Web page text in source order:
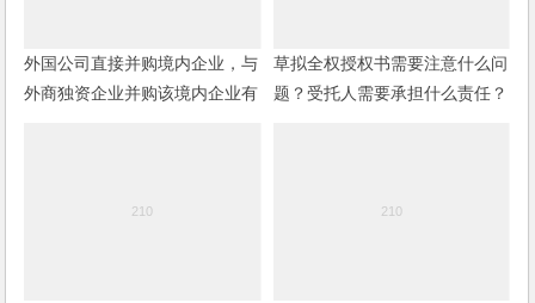
外国公司直接并购境内企业，与
外商独资企业并购该境内企业有
草拟全权授权书需要注意什么问
题？受托人需要承担什么责任？